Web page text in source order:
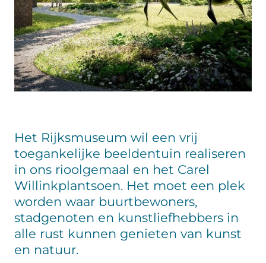
Het Rijksmuseum wil een vrij
toegankelijke beeldentuin realiseren
in ons rioolgemaal en het Carel
Willinkplantsoen. Het moet een plek
worden waar buurtbewoners,
stadgenoten en kunstliefhebbers in
alle rust kunnen genieten van kunst
en natuur.